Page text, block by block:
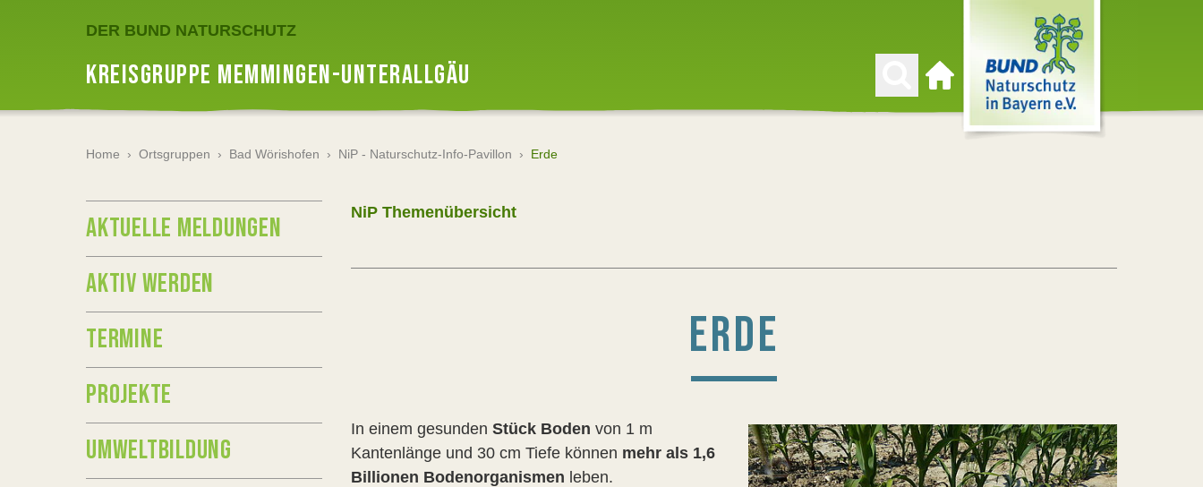
DER BUND NATURSCHUTZ
KREISGRUPPE MEMMINGEN-UNTERALLGÄU
Zur Startseite
Home › Ortsgruppen › Bad Wörishofen › NiP - Naturschutz-Info-Pavillon › Erde
NiP Themenübersicht
ERDE
In einem gesunden Stück Boden von 1 m
Kantenlänge und 30 cm Tiefe können mehr als 1,6
Billionen Bodenorganismen leben.
AKTUELLE MELDUNGEN
AKTIV WERDEN
TERMINE
PROJEKTE
UMWELTBILDUNG